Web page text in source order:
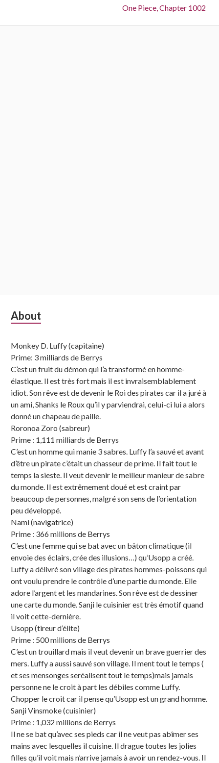
Next:
One Piece, Chapter 1002
Subsidiary
About
Monkey D. Luffy (capitaine)
Prime: 3 milliards de Berrys
C’est un fruit du démon qui l’a transformé en homme-
élastique. Il est très fort mais il est invraisemblablement
idiot. Son rêve est de devenir le Roi des pirates car il a juré à
un ami, Shanks le Roux qu’il y parviendrai, celui-ci lui a alors
donné un chapeau de paille.
Roronoa Zoro (sabreur)
Prime : 1,111 milliards de Berrys
C’est un homme qui manie 3 sabres. Luffy l’a sauvé et avant
d’être un pirate c’était un chasseur de prime. Il fait tout le
temps la sieste. Il veut devenir le meilleur manieur de sabre
du monde. Il est extrêmement doué et est craint par
beaucoup de personnes, malgré son sens de l’orientation
peu développé.
Nami (navigatrice)
Prime : 366 millions de Berrys
C’est une femme qui se bat avec un bâton climatique (il
envoie des éclairs, crée des illusions…) qu’Usopp a créé.
Luffy a délivré son village des pirates hommes-poissons qui
ont voulu prendre le contrôle d’une partie du monde. Elle
adore l’argent et les mandarines. Son rêve est de dessiner
une carte du monde. Sanji le cuisinier est très émotif quand
il voit cette-dernière.
Usopp (tireur d’élite)
Prime : 500 millions de Berrys
C’est un trouillard mais il veut devenir un brave guerrier des
mers. Luffy a aussi sauvé son village. Il ment tout le temps (
et ses mensonges seréalisent tout le temps)mais jamais
personne ne le croit à part les débiles comme Luffy.
Chopper le croit car il pense qu’Usopp est un grand homme.
Sanji Vinsmoke (cuisinier)
Prime : 1,032 millions de Berrys
Il ne se bat qu’avec ses pieds car il ne veut pas abîmer ses
mains avec lesquelles il cuisine. Il drague toutes les jolies
filles qu’il voit mais n’arrive jamais à avoir un rendez-vous. Il